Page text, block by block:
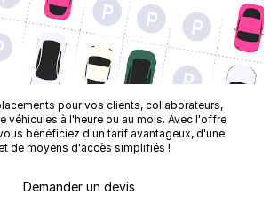
pour vos clients, collaborateurs,
véhicules à l'heure ou au mois. Avec l'offre
bénéficiez d'un tarif avantageux, d'une
de moyens d'accès simplifiés !
Demander un devis